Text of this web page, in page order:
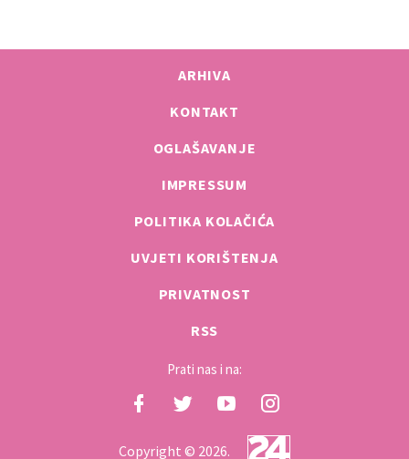
ARHIVA
KONTAKT
OGLAŠAVANJE
IMPRESSUM
POLITIKA KOLAČIĆA
UVJETI KORIŠTENJA
PRIVATNOST
RSS
Prati nas i na:
Copyright © 2026.